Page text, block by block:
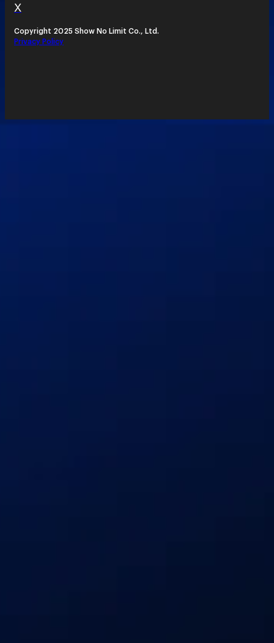
X
Copyright 2025 Show No Limit Co., Ltd.
Privacy Policy